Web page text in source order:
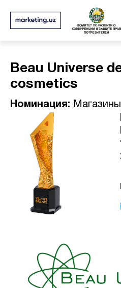
Beau Universe
cosmetics
Номинация: